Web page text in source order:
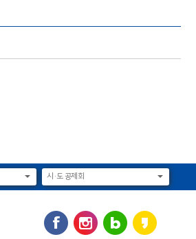
시·도 공제회